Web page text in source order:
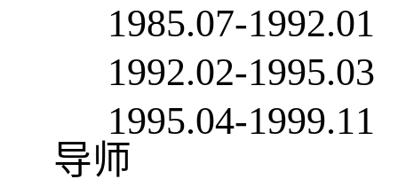
1985.07-
1992.02-
1995.04-
导师